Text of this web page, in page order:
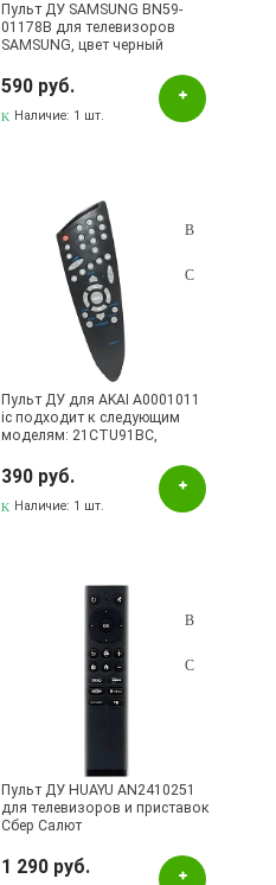
Пульт ДУ SAMSUNG BN59-
01178B для телевизоров
SAMSUNG, цвет черный
590 руб.
Наличие: 1 шт.
Пульт ДУ для AKAI A0001011
ic подходит к следующим
моделям: 21CTU91BC,
390 руб.
Наличие: 1 шт.
Пульт ДУ HUAYU AN2410251
для телевизоров и приставок
Сбер Салют
1 290 руб.